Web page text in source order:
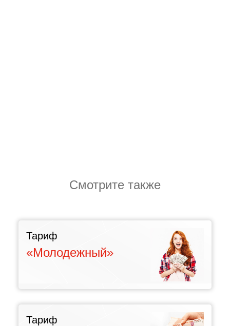
Смотрите также
Тариф
«Молодежный»
Тариф